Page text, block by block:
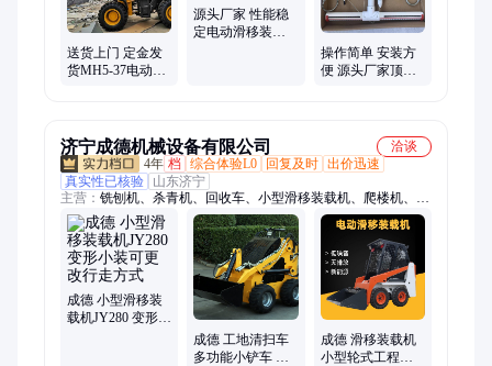
送货上门 定金发
货MH5-37电动滑
源头厂家 性能稳
定电动滑移装载
操作简单 安装方
便 源头厂家顶板
济宁成德机械设备有限公司
洽谈
4年 档 综合体验L0 回复及时 出价迅速
真实性已核验
山东济宁
主营： 铣刨机、杀青机、回收车、小型滑移装载机、爬楼机、钢
管调直机
成德 小型滑移装
载机JY280 变形小
成德 工地清扫车
多功能小铲车 履
成德 滑移装载机
小型轮式工程建